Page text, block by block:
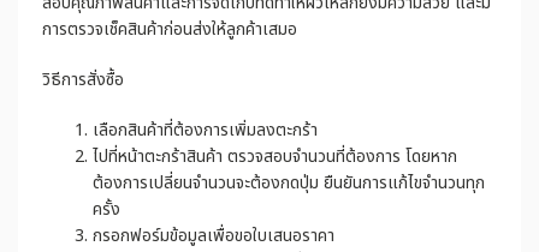
การตรวจเช็คสินค้าก่อนส่งให้ลูกค้าเสมอ
วิธีการสั่งซื้อ
เลือกสินค้าที่ต้องการเพิ่มลงตะกร้า
ไปที่หน้าตะกร้าสินค้า ตรวจสอบจำนวนที่ต้องการ โดยหาก
ต้องการเปลี่ยนจำนวนจะต้องกดปุ่ม ยืนยันการแก้ไขจำนวนทุก
ครั้ง
กรอกฟอร์มข้อมูลเพื่อขอใบเสนอราคา